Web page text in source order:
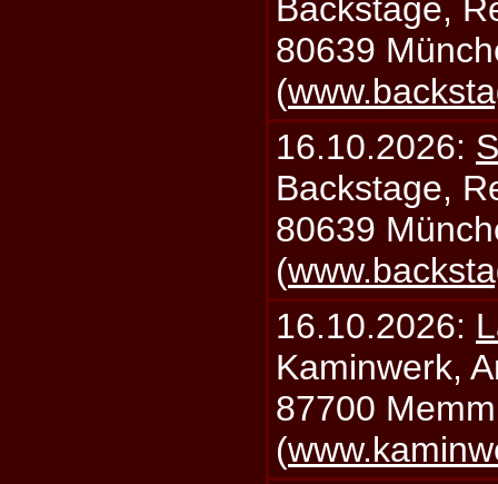
Backstage,
80639
(
16.10.2026:
Backstage,
80639
(
16.10.2026:
Kaminwerk,
87700
(